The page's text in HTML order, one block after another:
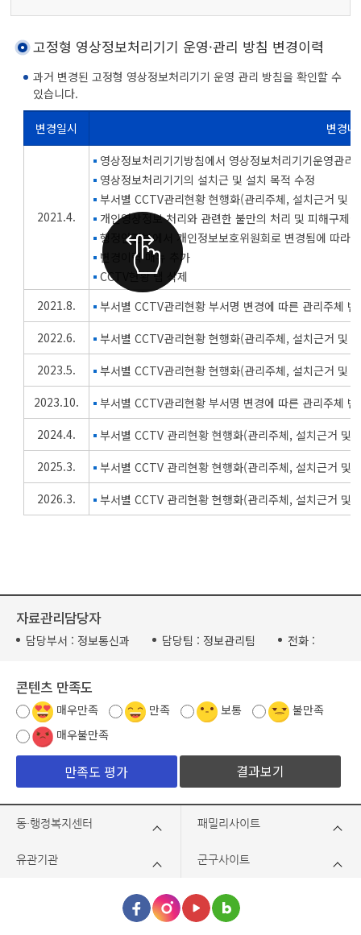
고정형 영상정보처리기기 운영·관리 방침 변경이력
과거 변경된 고정형 영상정보처리기기 운영 관리 방침을 확인할 수
있습니다.
영상정보처리기기 운영·관리 방침 변경이력을 변경일시, 변경내용, 이전내용보기로 나눈 표
변경일시 변경내
2021.4.
영상정보처리기기방침에서 영상정보처리기기운영관리
영상정보처리기기의 설치근 및 설치 목적 수정
부서별 CCTV관리현황 현행화(관리주체, 설치근거 및
개인영상정보 처리와 관련한 불만의 처리 및 피해구제
행정안전부에서 개인정보보호위원회로 변경됨에 따라
변경이력 매뉴 추가
CCTV현황 탭 삭제
2021.8.
부서별 CCTV관리현황 부서명 변경에 따른 관리주체 변
2022.6.
부서별 CCTV관리현황 현행화(관리주체, 설치근거 및
2023.5.
부서별 CCTV관리현황 현행화(관리주체, 설치근거 및
2023.10.
부서별 CCTV관리현황 부서명 변경에 따른 관리주체 변
2024.4.
부서별 CCTV 관리현황 현행화(관리주체, 설치근거 및
2025.3.
부서별 CCTV 관리현황 현행화(관리주체, 설치근거 및
2026.3.
부서별 CCTV 관리현황 현행화(관리주체, 설치근거 및
자료관리담당자
담당부서 : 정보통신과 담당팀 : 정보관리팀 전화 :
콘텐츠 만족도
매우만족 만족 보통
불만족
매우불만족
결과보기
동·행정복지센터 패밀리사이트
유관기관 군구사이트